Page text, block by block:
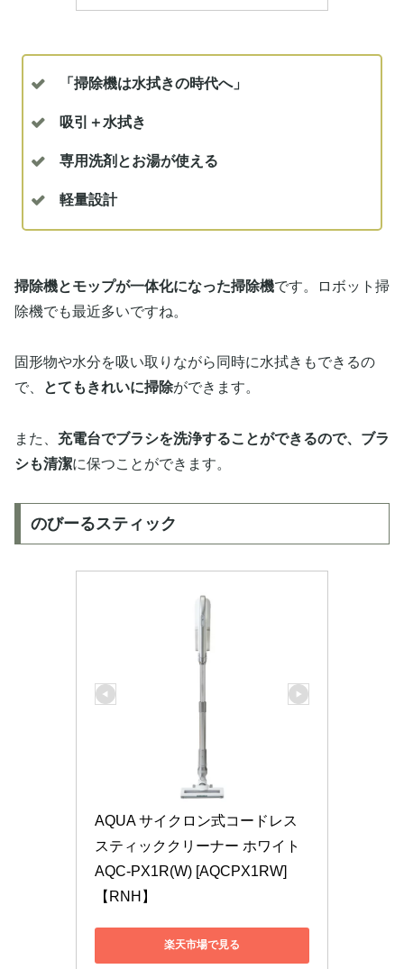
「掃除機は水拭きの時代へ」
吸引＋水拭き
専用洗剤とお湯が使える
軽量設計
掃除機とモップが一体化になった掃除機です。ロボット掃
除機でも最近多いですね。
固形物や水分を吸い取りながら同時に水拭きもできるの
で、
とてもきれいに掃除ができます。
また、 充電台でブラシを洗浄することができるので、ブラ
シも清潔に保つことができます。
のびーるスティック
AQUA サイクロン式コードレス
スティッククリーナー ホワイト
AQC-PX1R(W) [AQCPX1RW]
【RNH】
楽天市場で見る